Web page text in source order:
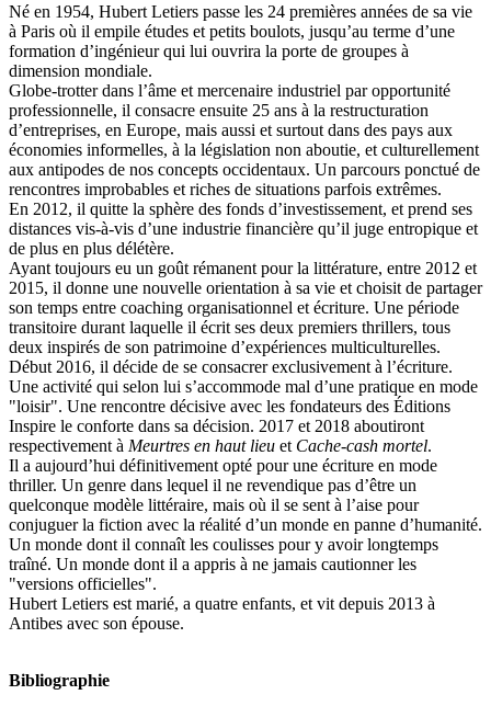
Né en 1954, Hubert Letiers passe les 24 premières années de sa vie
à Paris où il empile études et petits boulots, jusqu’au terme d’une
formation d’ingénieur qui lui ouvrira la porte de groupes à
dimension mondiale.
Globe-trotter dans l’âme et mercenaire industriel par opportunité
professionnelle, il consacre ensuite 25 ans à la restructuration
d’entreprises, en Europe, mais aussi et surtout dans des pays aux
économies informelles, à la législation non aboutie, et culturellement
aux antipodes de nos concepts occidentaux. Un parcours ponctué de
rencontres improbables et riches de situations parfois extrêmes.
En 2012, il quitte la sphère des fonds d’investissement, et prend ses
distances vis-à-vis d’une industrie financière qu’il juge entropique et
de plus en plus délétère.
Ayant toujours eu un goût rémanent pour la littérature, entre 2012 et
2015, il donne une nouvelle orientation à sa vie et choisit de partager
son temps entre coaching organisationnel et écriture. Une période
transitoire durant laquelle il écrit ses deux premiers thrillers, tous
deux inspirés de son patrimoine d’expériences multiculturelles.
Début 2016, il décide de se consacrer exclusivement à l’écriture.
Une activité qui selon lui s’accommode mal d’une pratique en mode
"loisir". Une rencontre décisive avec les fondateurs des Éditions
Inspire le conforte dans sa décision. 2017 et 2018 aboutiront
respectivement à Meurtres en haut lieu et Cache-cash mortel.
Il a aujourd’hui définitivement opté pour une écriture en mode
thriller. Un genre dans lequel il ne revendique pas d’être un
quelconque modèle littéraire, mais où il se sent à l’aise pour
conjuguer la fiction avec la réalité d’un monde en panne d’humanité.
Un monde dont il connaît les coulisses pour y avoir longtemps
traîné. Un monde dont il a appris à ne jamais cautionner les
"versions officielles".
Hubert Letiers est marié, a quatre enfants, et vit depuis 2013 à
Antibes avec son épouse.
Bibliographie